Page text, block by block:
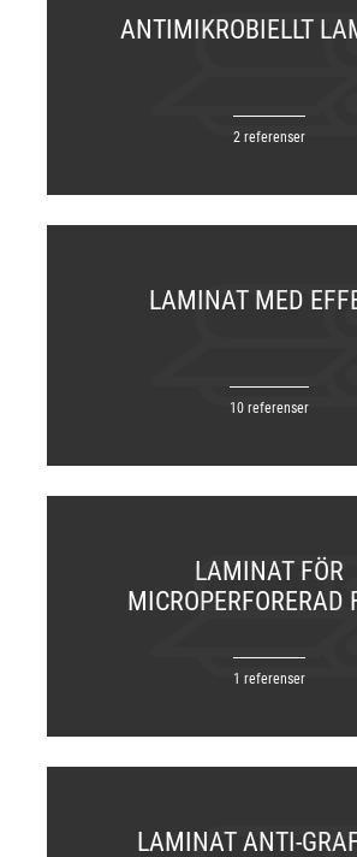
ANTIMIKROBIELLT
2 referenser
LAMINAT MED
10 referenser
LAMINAT FÖR
MICROPERFORERAD
1 referenser
LAMINAT ANTI-